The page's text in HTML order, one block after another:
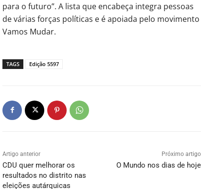
para o futuro”. A lista que encabeça integra pessoas
de várias forças políticas e é apoiada pelo movimento
Vamos Mudar.
TAGS Edição 5597
Artigo anterior
CDU quer melhorar os
resultados no distrito nas
eleições autárquicas
Próximo artigo
O Mundo nos dias de hoje